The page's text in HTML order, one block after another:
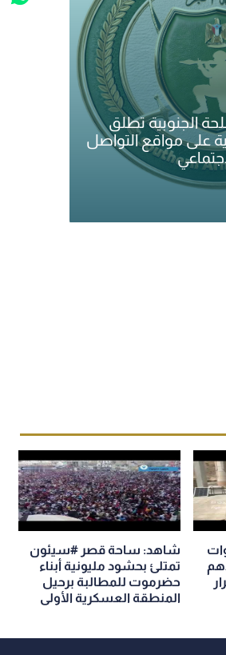
الجنوبية تطلق
على مواقع التواصل
شاهد: ساحة قصر #سيئون
تمتلئ بحشود مليونية أبناء
حضرموت للمطالبة برحيل
المنطقة العسكرية الأولى